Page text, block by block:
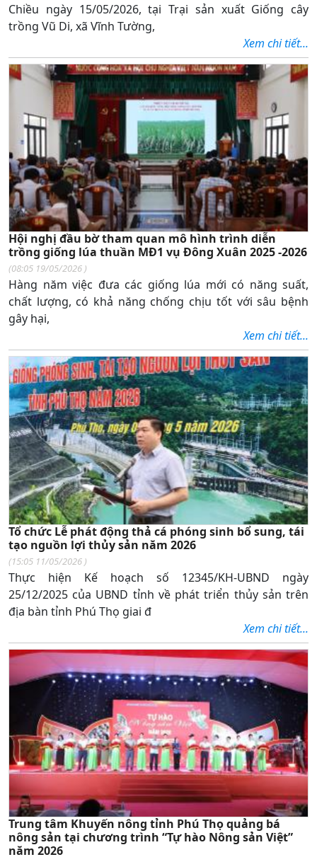
Chiều ngày 15/05/2026, tại Trại sản xuất Giống cây
trồng Vũ Di, xã Vĩnh Tường,
Xem chi tiết...
Hội nghị đầu bờ tham quan mô hình trình diễn
trồng giống lúa thuần MĐ1 vụ Đông Xuân 2025 -2026
(08:05 19/05/2026 )
Hàng năm việc đưa các giống lúa mới có năng suất,
chất lượng, có khả năng chống chịu tốt với sâu bệnh
gây hại,
Xem chi tiết...
Tổ chức Lễ phát động thả cá phóng sinh bổ sung, tái
tạo nguồn lợi thủy sản năm 2026
(15:05 11/05/2026 )
Thực hiện Kế hoạch số 12345/KH-UBND ngày
25/12/2025 của UBND tỉnh về phát triển thủy sản trên
địa bàn tỉnh Phú Thọ giai đ
Xem chi tiết...
Trung tâm Khuyến nông tỉnh Phú Thọ quảng bá
nông sản tại chương trình “Tự hào Nông sản Việt”
năm 2026